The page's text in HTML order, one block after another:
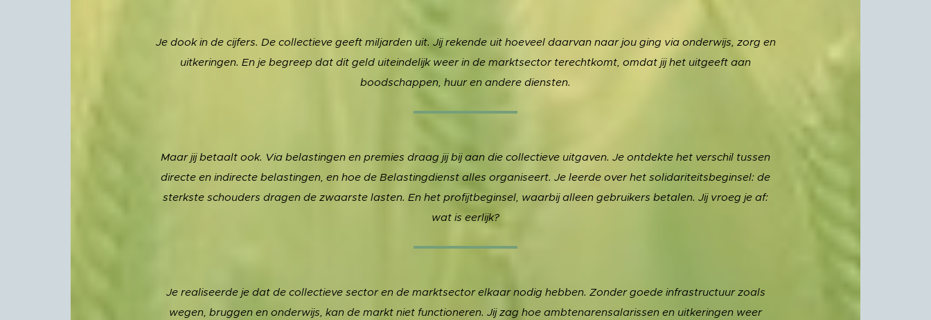
Je dook in de cijfers. De collectieve geeft miljarden uit. Jij rekende uit hoeveel daarvan naar jou ging via onderwijs, zorg en
uitkeringen. En je begreep dat dit geld uiteindelijk weer in de marktsector terechtkomt, omdat jij het uitgeeft aan
boodschappen, huur en andere diensten.
Maar jij betaalt ook. Via belastingen en premies draag jij bij aan die collectieve uitgaven. Je ontdekte het verschil tussen
directe en indirecte belastingen, en hoe de Belastingdienst alles organiseert. Je leerde over het solidariteitsbeginsel: de
sterkste schouders dragen de zwaarste lasten. En het profijtbeginsel, waarbij alleen gebruikers betalen. Jij vroeg je af:
wat is eerlijk?
Je realiseerde je dat de collectieve sector en de marktsector elkaar nodig hebben. Zonder goede infrastructuur zoals
wegen, bruggen en onderwijs, kan de markt niet functioneren. Jij zag hoe ambtenarensalarissen en uitkeringen weer